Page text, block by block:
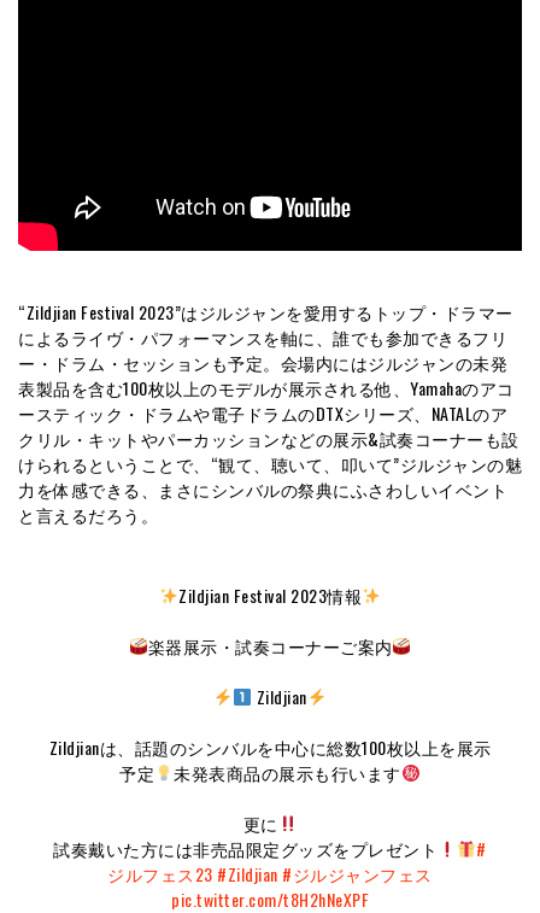
“Zildjian Festival 2023”はジルジャンを愛用するトップ・ドラマー
によるライヴ・パフォーマンスを軸に、誰でも参加できるフリ
ー・ドラム・セッションも予定。会場内にはジルジャンの未発
表製品を含む100枚以上のモデルが展示される他、Yamahaのアコ
ースティック・ドラムや電子ドラムのDTXシリーズ、NATALのア
クリル・キットやパーカッションなどの展示&試奏コーナーも設
けられるということで、“観て、聴いて、叩いて”ジルジャンの魅
力を体感できる、まさにシンバルの祭典にふさわしいイベント
と言えるだろう。
Zildjian Festival 2023情報
楽器展示・試奏コーナーご案内
Zildjian
Zildjianは、話題のシンバルを中心に総数100枚以上を展示
予定
未発表商品の展示も行います
更に
試奏戴いた方には非売品限定グッズをプレゼント
#
ジルフェス23 #Zildjian #ジルジャンフェス
pic.twitter.com/t8H2hNeXPF